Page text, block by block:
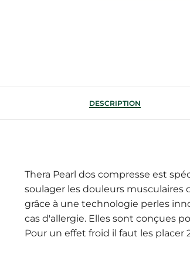
DESCRIPTION
Thera Pearl dos compresse est
soulager les douleurs musculaires
grâce à une technologie perles
cas d'allergie. Elles sont conçues
Pour un effet froid il faut les